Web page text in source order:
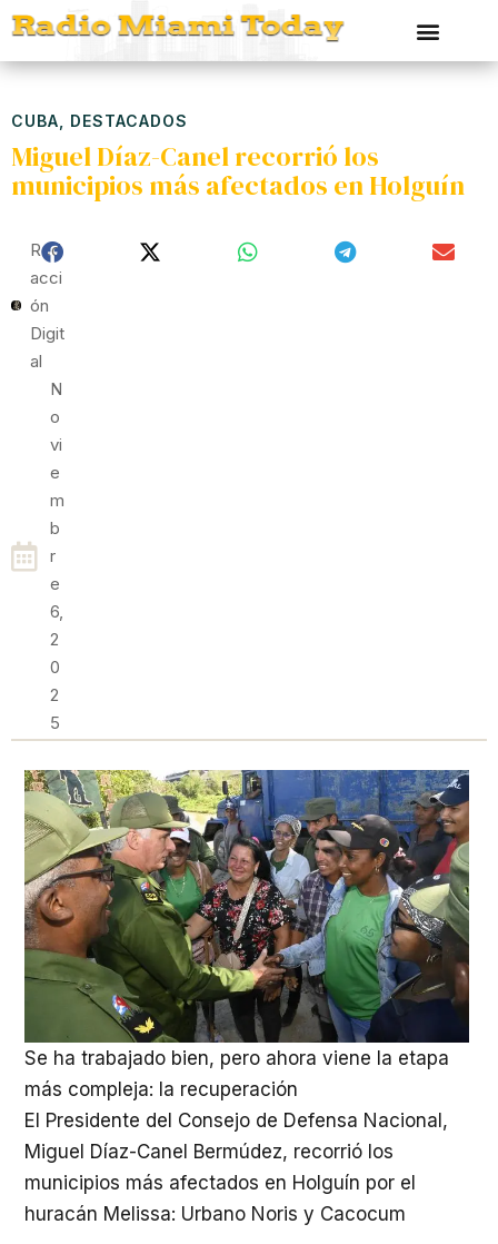
CUBA DESTACADOS
Miguel Díaz-Canel recorrió los
municipios más afectados en Holguín
Red
Acci
Ón
Digit
Al
N
O
Vi
E
M
B
R
E
6,
2
0
2
5
Se ha trabajado bien, pero ahora viene la etapa
más compleja: la recuperación
El Presidente del Consejo de Defensa Nacional,
Miguel Díaz-Canel Bermúdez, recorrió los
municipios más afectados en Holguín por el
huracán Melissa: Urbano Noris y Cacocum